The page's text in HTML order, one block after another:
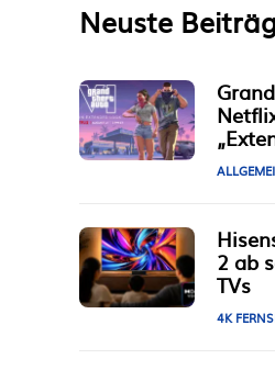
Neuste
2 ab
TVs
4K